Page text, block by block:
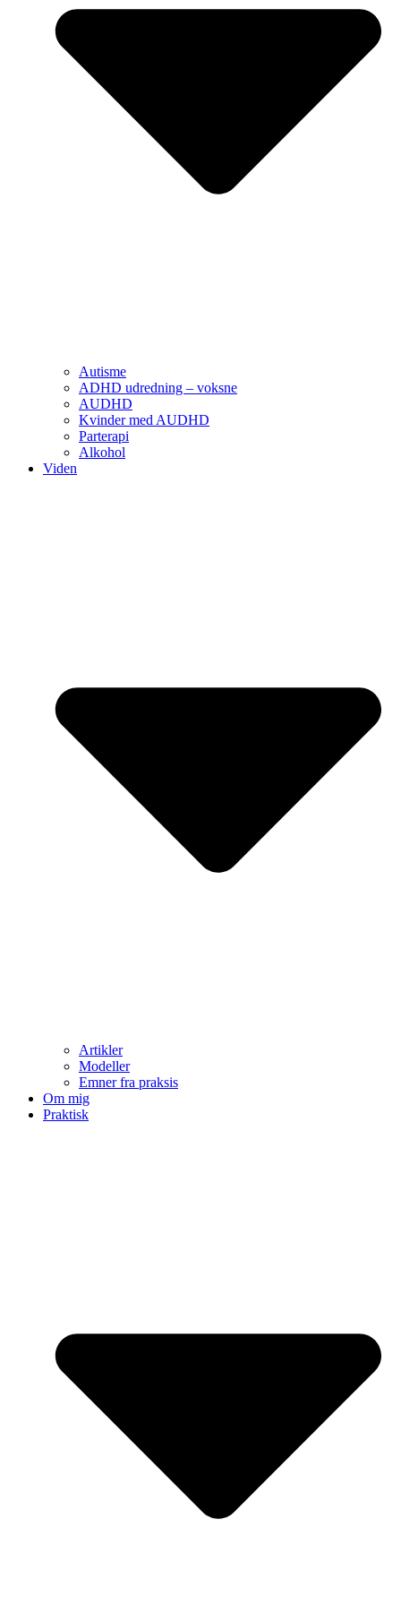
Autisme
ADHD udredning – voksne
AUDHD
Kvinder med AUDHD
Parterapi
Alkohol
Viden
Artikler
Modeller
Emner fra praksis
Om mig
Praktisk